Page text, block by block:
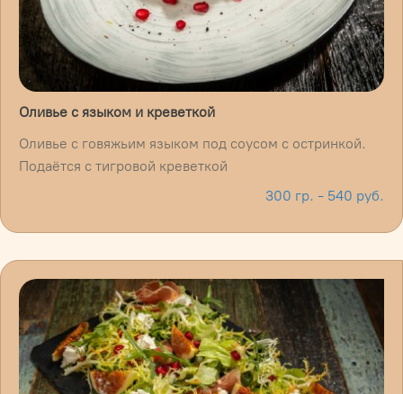
Оливье с языком и креветкой
Оливье с говяжьим языком под соусом с остринкой.
Подаётся с тигровой креветкой
300 гр. - 540 руб.